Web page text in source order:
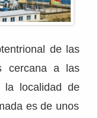
de las
cercana a las
la localidad de
es de unos